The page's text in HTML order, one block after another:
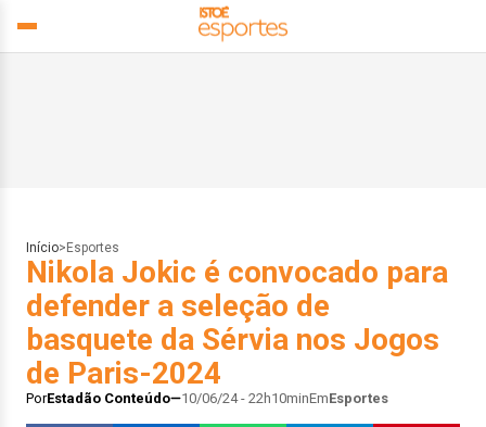
Início> Esportes
Nikola Jokic é convocado para
defender a seleção de
basquete da Sérvia nos Jogos
de Paris-2024
PorEstadão Conteúdo 10/06/24 - 22h10minEmEsportes